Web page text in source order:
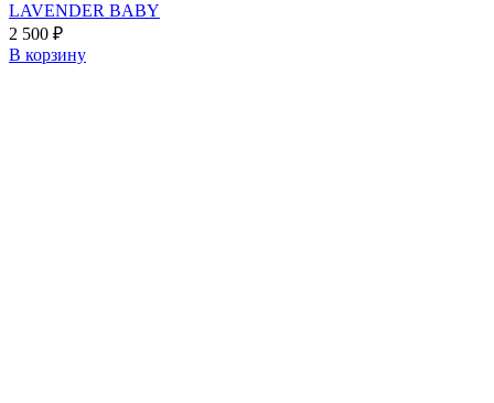
LAVENDER BABY
2 500 ₽
В корзину